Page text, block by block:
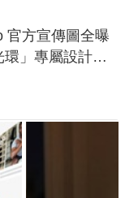
官方宣傳圖全曝
」專屬設計、